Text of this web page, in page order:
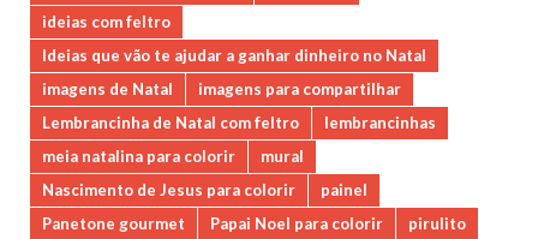
ideias com feltro
Ideias que vão te ajudar a ganhar dinheiro no Natal
imagens de Natal
imagens para compartilhar
Lembrancinha de Natal com feltro
lembrancinhas
meia natalina para colorir
mural
Nascimento de Jesus para colorir
painel
Panetone gourmet
Papai Noel para colorir
pirulito